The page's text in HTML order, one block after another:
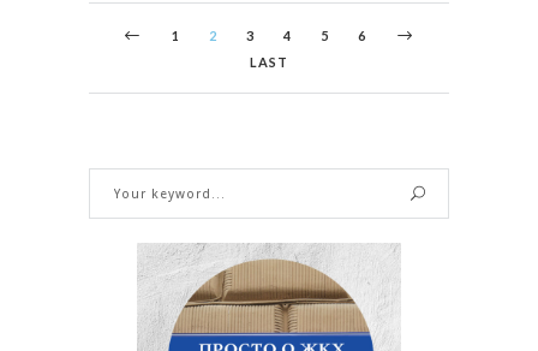
1 2 3 4 5
6
LAST